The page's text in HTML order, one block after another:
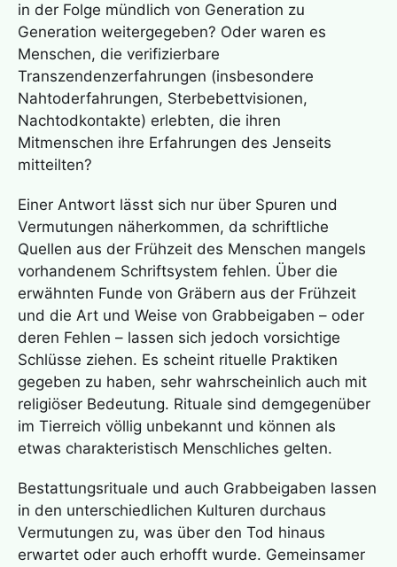
in der Folge mündlich von Generation zu
Generation weitergegeben? Oder waren es
Menschen, die verifizierbare
Transzendenzerfahrungen (insbesondere
Nahtoderfahrungen, Sterbebettvisionen,
Nachtodkontakte) erlebten, die ihren
Mitmenschen ihre Erfahrungen des Jenseits
mitteilten?
Einer Antwort lässt sich nur über Spuren und
Vermutungen näherkommen, da schriftliche
Quellen aus der Frühzeit des Menschen mangels
vorhandenem Schriftsystem fehlen. Über die
erwähnten Funde von Gräbern aus der Frühzeit
und die Art und Weise von Grabbeigaben – oder
deren Fehlen – lassen sich jedoch vorsichtige
Schlüsse ziehen. Es scheint rituelle Praktiken
gegeben zu haben, sehr wahrscheinlich auch mit
religiöser Bedeutung. Rituale sind demgegenüber
im Tierreich völlig unbekannt und können als
etwas charakteristisch Menschliches gelten.
Bestattungsrituale und auch Grabbeigaben lassen
in den unterschiedlichen Kulturen durchaus
Vermutungen zu, was über den Tod hinaus
erwartet oder auch erhofft wurde. Gemeinsamer